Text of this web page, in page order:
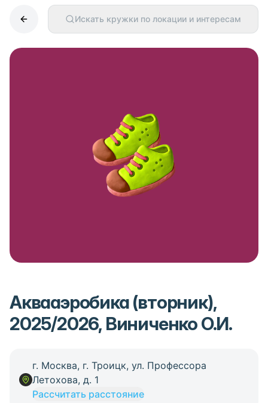
Искать кружки по локации и интересам
Аквааэробика (вторник),
2025/2026, Виниченко О.И.
г. Москва, г. Троицк, ул. Профессора
Летохова, д. 1
Рассчитать расстояние